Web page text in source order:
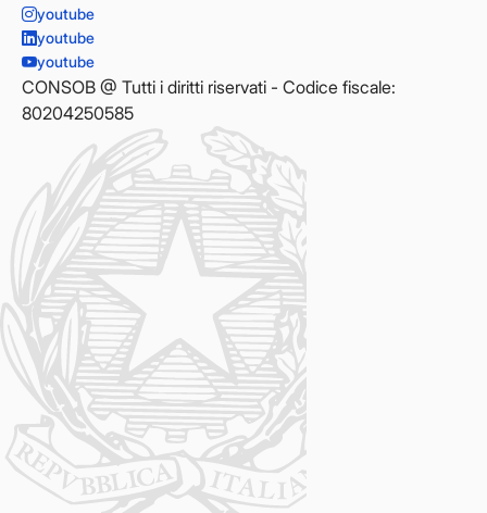
youtube
youtube
youtube
CONSOB @ Tutti i diritti riservati - Codice fiscale:
80204250585